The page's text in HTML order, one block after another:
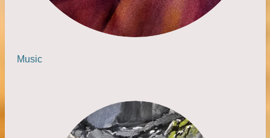
Music